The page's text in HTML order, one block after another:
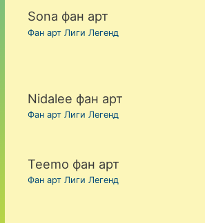
Sona фан арт
Фан арт Лиги Легенд
Nidalee фан арт
Фан арт Лиги Легенд
Teemo фан арт
Фан арт Лиги Легенд